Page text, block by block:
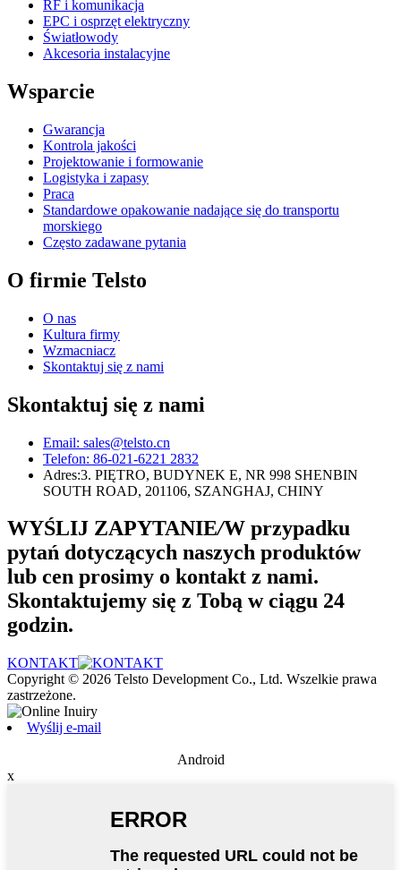
RF i komunikacja
EPC i osprzęt elektryczny
Światłowody
Akcesoria instalacyjne
Wsparcie
Gwarancja
Kontrola jakości
Projektowanie i formowanie
Logistyka i zapasy
Praca
Standardowe opakowanie nadające się do transportu
morskiego
Często zadawane pytania
O firmie Telsto
O nas
Kultura firmy
Wzmacniacz
Skontaktuj się z nami
Skontaktuj się z nami
Email: sales@telsto.cn
Telefon: 86-021-6221 2832
Adres:3. PIĘTRO, BUDYNEK E, NR 998 SHENBIN
SOUTH ROAD, 201106, SZANGHAJ, CHINY
WYŚLIJ ZAPYTANIE/W przypadku
pytań dotyczących naszych produktów
lub cen prosimy o kontakt z nami.
Skontaktujemy się z Tobą w ciągu 24
godzin.
KONTAKT
Copyright © 2026 Telsto Development Co., Ltd. Wszelkie prawa
zastrzeżone.
Wyślij e-mail
Android
x